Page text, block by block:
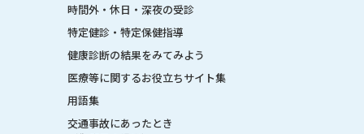
時間外・休日・深夜の受診
特定健診・特定保健指導
健康診断の結果をみてみよう
医療等に関するお役立ちサイト集
用語集
交通事故にあったとき